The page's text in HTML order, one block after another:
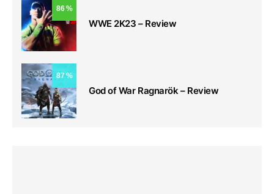
86
WWE 2K23 – Review
87
God of War Ragnarök – Review